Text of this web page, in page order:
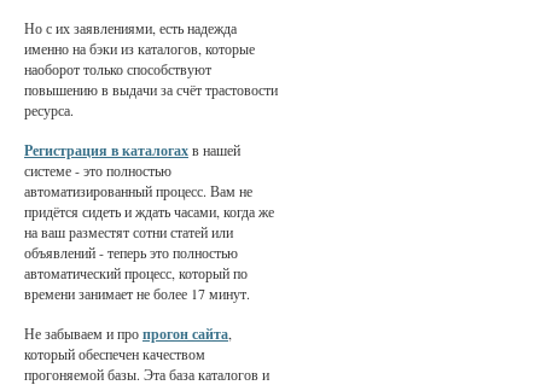
Но с их заявлениями, есть надежда
именно на бэки из каталогов, которые
наоборот только способствуют
повышению в выдачи за счёт трастовости
ресурса.
Регистрация в каталогахв нашей
системе - это полностью
автоматизированный процесс. Вам не
придётся сидеть и ждать часами, когда же
на ваш разместят сотни статей или
объявлений - теперь это полностью
автоматический процесс, который по
времени занимает не более 17 минут.
Не забываем и пропрогон сайта,
который обеспечен качеством
прогоняемой базы. Эта база каталогов и